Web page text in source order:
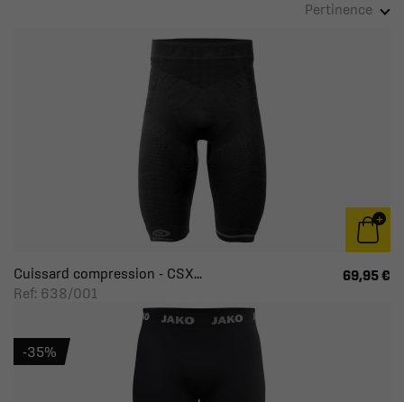
Pertinence
Cuissard compression - CSX...
Ref: 638/001
69,95 €
-35%